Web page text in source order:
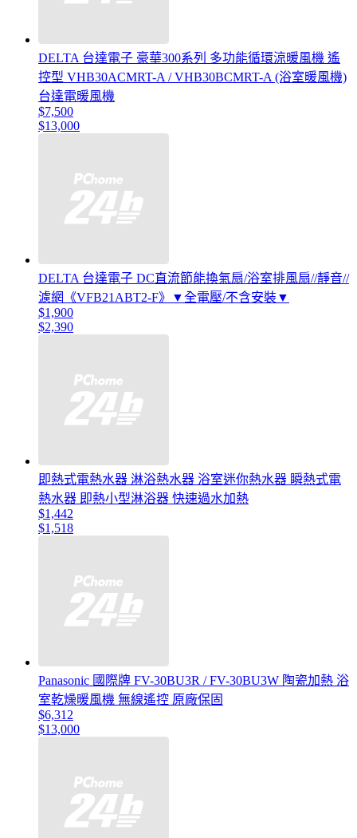
DELTA 台達電子 豪華300系列 多功能循環涼暖風機 遙
控型 VHB30ACMRT-A / VHB30BCMRT-A (浴室暖風機)
台達電暖風機
$7,500
$13,000
DELTA 台達電子 DC直流節能換氣扇/浴室排風扇//靜音//
濾網《VFB21ABT2-F》▼全電壓/不含安裝▼
$1,900
$2,390
即熱式電熱水器 淋浴熱水器 浴室迷你熱水器 瞬熱式電
熱水器 即熱小型淋浴器 快速過水加熱
$1,442
$1,518
Panasonic 國際牌 FV-30BU3R / FV-30BU3W 陶瓷加熱 浴
室乾燥暖風機 無線遙控 原廠保固
$6,312
$13,000